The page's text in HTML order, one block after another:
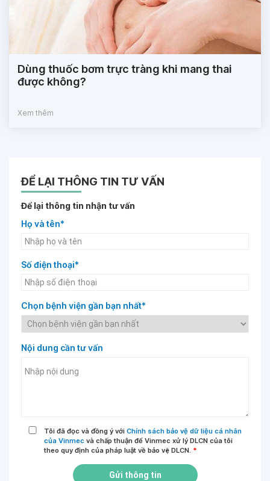
Dùng thuốc bơm trực tràng khi mang thai
được không?
Xem thêm
ĐỂ LẠI THÔNG TIN TƯ VẤN
Để lại thông tin nhận tư vấn
Họ và tên*
Số điện thoại*
Chọn bệnh viện gần bạn nhất*
Nội dung cần tư vấn
Tôi đã đọc và đồng ý với Chính sách bảo vệ dữ liệu cá nhân
của Vinmec và chấp thuận để Vinmec xử lý DLCN của tôi
theo quy định của pháp luật về bảo vệ DLCN. *
Gửi thông tin